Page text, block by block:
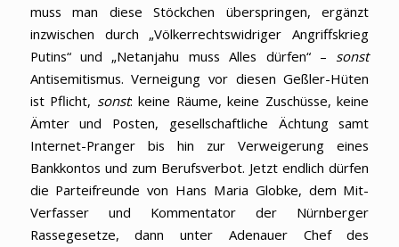
muss man diese Stöckchen überspringen, ergänzt
inzwischen durch „Völkerrechtswidriger Angriffskrieg
Putins“ und „Netanjahu muss Alles dürfen“ – sonst
Antisemitismus. Verneigung vor diesen Geßler-Hüten
ist Pflicht, sonst: keine Räume, keine Zuschüsse, keine
Ämter und Posten, gesellschaftliche Ächtung samt
Internet-Pranger bis hin zur Verweigerung eines
Bankkontos und zum Berufsverbot. Jetzt endlich dürfen
die Parteifreunde von Hans Maria Globke, dem Mit-
Verfasser und Kommentator der Nürnberger
Rassegesetze, dann unter Adenauer Chef des